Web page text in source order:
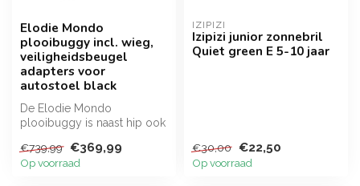
Elodie Mondo
plooibuggy incl. wieg,
veiligheidsbeugel
adapters voor
autostoel black
De Elodie Mondo
plooibuggy is naast hip ook
handig. Kan mee ...
€739,99 €369,99
Op voorraad
IZIPIZI
Izipizi junior zonnebril
Quiet green E 5-10 jaar
€30,00 €22,50
Op voorraad